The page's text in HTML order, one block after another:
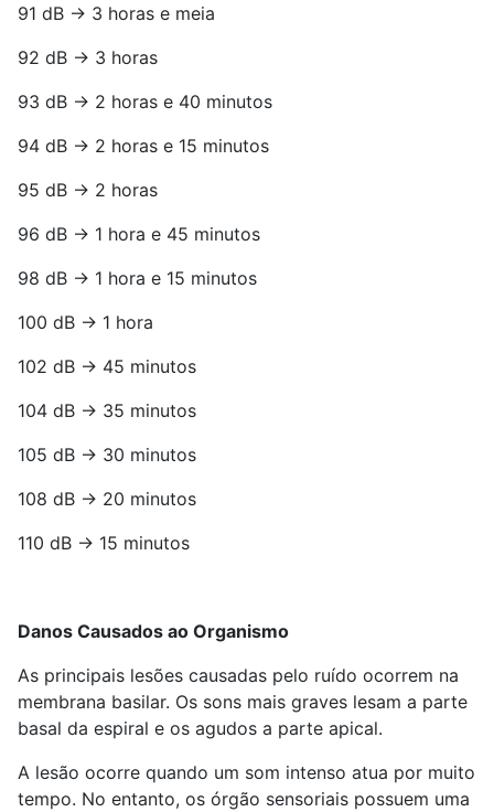
91 dB -> 3 horas e meia
92 dB -> 3 horas
93 dB -> 2 horas e 40 minutos
94 dB -> 2 horas e 15 minutos
95 dB -> 2 horas
96 dB -> 1 hora e 45 minutos
98 dB -> 1 hora e 15 minutos
100 dB -> 1 hora
102 dB -> 45 minutos
104 dB -> 35 minutos
105 dB -> 30 minutos
108 dB -> 20 minutos
110 dB -> 15 minutos
Danos Causados ao Organismo
As principais lesões causadas pelo ruído ocorrem na
membrana basilar. Os sons mais graves lesam a parte
basal da espiral e os agudos a parte apical.
A lesão ocorre quando um som intenso atua por muito
tempo. No entanto, os órgão sensoriais possuem uma